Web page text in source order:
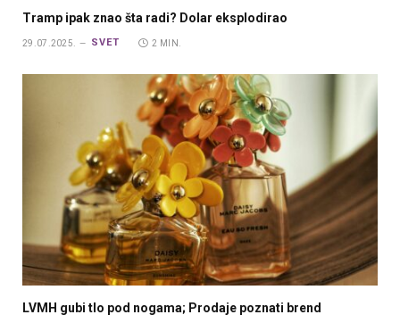
Tramp ipak znao šta radi? Dolar eksplodirao
29.07.2025. SVET 2 MIN.
LVMH gubi tlo pod nogama; Prodaje poznati brend